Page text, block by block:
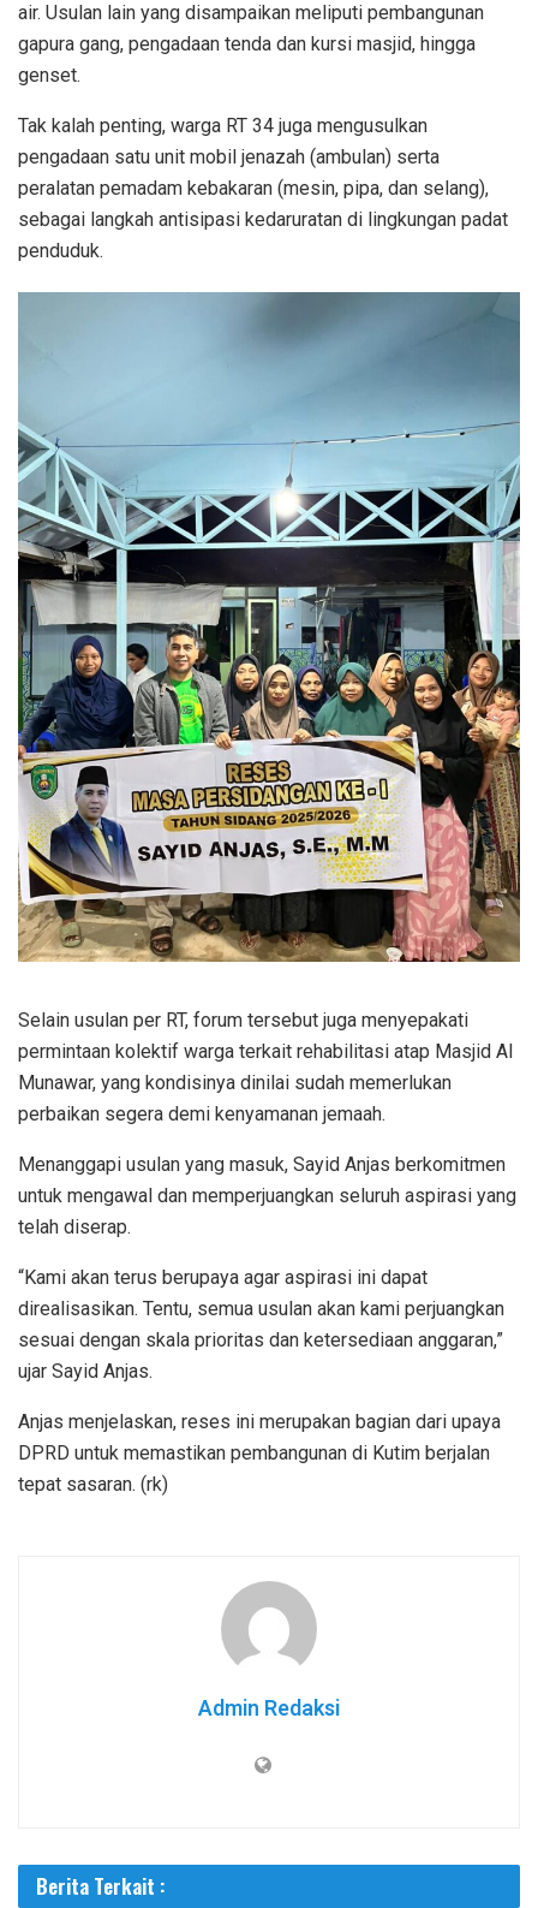
air. Usulan lain yang disampaikan meliputi pembangunan
gapura gang, pengadaan tenda dan kursi masjid, hingga
genset.
Tak kalah penting, warga RT 34 juga mengusulkan
pengadaan satu unit mobil jenazah (ambulan) serta
peralatan pemadam kebakaran (mesin, pipa, dan selang),
sebagai langkah antisipasi kedaruratan di lingkungan padat
penduduk.
Selain usulan per RT, forum tersebut juga menyepakati
permintaan kolektif warga terkait rehabilitasi atap Masjid Al
Munawar, yang kondisinya dinilai sudah memerlukan
perbaikan segera demi kenyamanan jemaah.
Menanggapi usulan yang masuk, Sayid Anjas berkomitmen
untuk mengawal dan memperjuangkan seluruh aspirasi yang
telah diserap.
“Kami akan terus berupaya agar aspirasi ini dapat
direalisasikan. Tentu, semua usulan akan kami perjuangkan
sesuai dengan skala prioritas dan ketersediaan anggaran,”
ujar Sayid Anjas.
Anjas menjelaskan, reses ini merupakan bagian dari upaya
DPRD untuk memastikan pembangunan di Kutim berjalan
tepat sasaran. (rk)
Admin Redaksi
Berita Terkait :